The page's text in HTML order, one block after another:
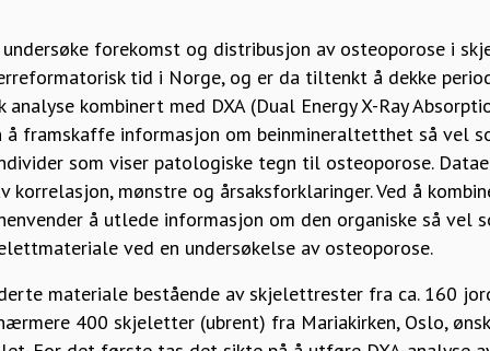
forekomst og distribusjon av osteoporose i
tid i Norge, og er da tiltenkt å dekke
kombinert med DXA (Dual Energy X-Ray
å framskaffe informasjon om beinmineraltetthet så vel
som viser patologiske tegn til osteoporose.
korrelasjon, mønstre og årsaksforklaringer. Ved å
å utlede informasjon om den organiske så vel
ved en undersøkelse av osteoporose.
materiale bestående av skjelettrester fra ca. 160
400 skjeletter (ubrent) fra Mariakirken, Oslo,